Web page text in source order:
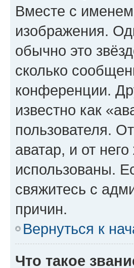
Вместе с именем
изображения.
обычно это
сколько
конференции.
известно как
пользователя.
аватар, и от
использованы.
свяжитесь с
причин.
Вернуться к
Что такое